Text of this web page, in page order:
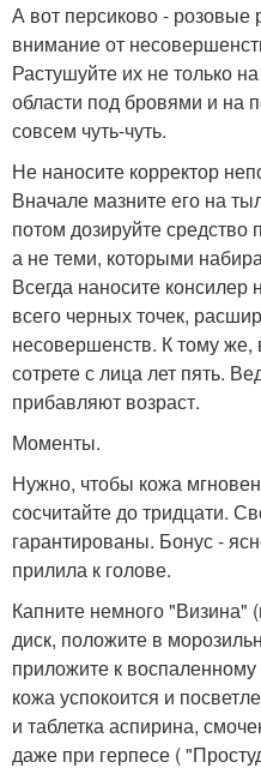
А вот персиково - розовые
внимание от
Растушуйте их не только
области под бровями и на
совсем чуть-чуть.
Не наносите корректор
Вначале мазните его на
потом дозируйте
а не теми, которыми
Всегда наносите
всего черных точек,
несовершенств. К тому же,
сотрете с лица лет пять.
прибавляют возраст.
Моменты.
Нужно, чтобы кожа
сосчитайте до тридцати.
гарантированы. Бонус -
прилила к голове.
Капните немного "Визина"
диск, положите в
приложите к
кожа успокоится и
и таблетка аспирина,
даже при герпесе (